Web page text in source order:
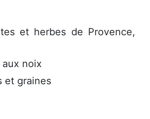
et herbes de Provence,
noix
et graines